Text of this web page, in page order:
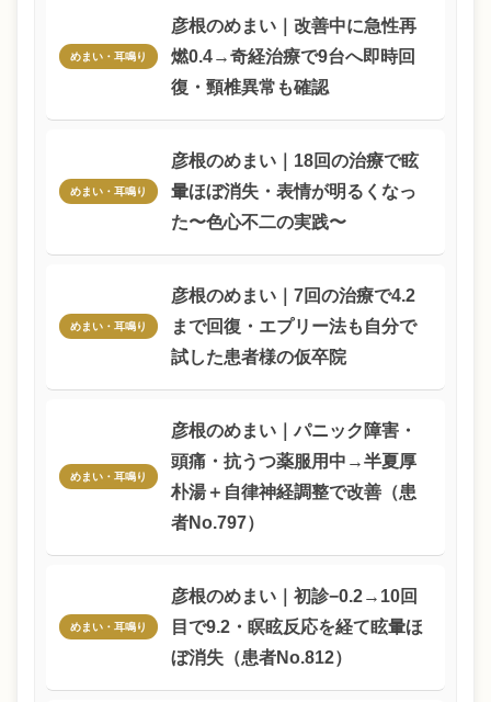
めまい・耳鳴り
彦根のめまい｜改善中に急性再
燃0.4→奇経治療で9台へ即時回
復・頸椎異常も確認
めまい・耳鳴り
彦根のめまい｜18回の治療で眩
暈ほぼ消失・表情が明るくなっ
た〜色心不二の実践〜
めまい・耳鳴り
彦根のめまい｜7回の治療で4.2
まで回復・エプリー法も自分で
試した患者様の仮卒院
めまい・耳鳴り
彦根のめまい｜パニック障害・
頭痛・抗うつ薬服用中→半夏厚
朴湯＋自律神経調整で改善（患
者No.797）
めまい・耳鳴り
彦根のめまい｜初診−0.2→10回
目で9.2・瞑眩反応を経て眩暈ほ
ぼ消失（患者No.812）